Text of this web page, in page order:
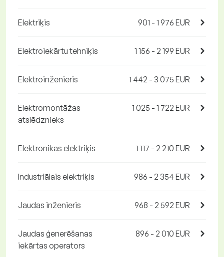
Elektriķis 901 - 1 976 EUR
Elektroiekārtu tehniķis 1 156 - 2 199 EUR
Elektroinženieris 1 442 - 3 075 EUR
Elektromontāžas
atslēdznieks
1 025 - 1 722 EUR
Elektronikas elektriķis 1 117 - 2 210 EUR
Industriālais elektriķis 986 - 2 354 EUR
Jaudas inženieris 968 - 2 592 EUR
Jaudas ģenerēšanas
iekārtas operators
896 - 2 010 EUR